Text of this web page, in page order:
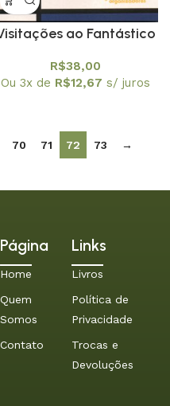
ao Fantástico
R$38,00
Ou 3x de R$12,67 s/ juros
70 71 72 73 →
Página
Home
Quem
Somos
Contato
Links
Livros
Política de
Privacidade
Trocas e
Devoluções